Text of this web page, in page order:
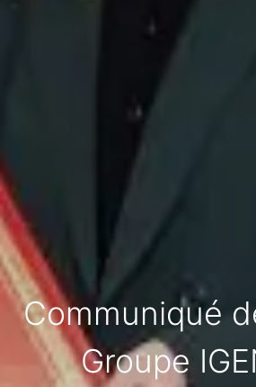
Communiqué
Groupe